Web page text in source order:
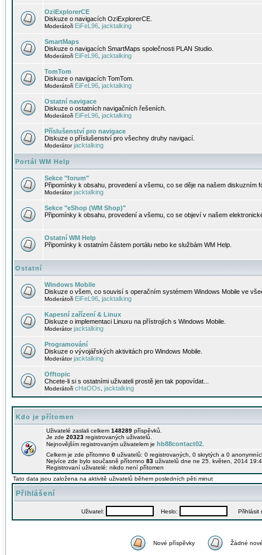
OziExplorerCE
Diskuze o navigacích OziExplorerCE.
Moderátoři EiFeL96 jacktalking
SmartMaps
Diskuze o navigacích SmartMaps společnosti PLAN Studio.
Moderátoři EiFeL96 jacktalking
TomTom
Diskuze o navigacích TomTom.
Moderátoři EiFeL96 jacktalking
Ostatní navigace
Diskuze o ostatních navigačních řešeních.
Moderátoři EiFeL96 jacktalking
Příslušenství pro navigace
Diskuze o příslušenství pro všechny druhy navigací.
Moderátorjacktalking
Portál WM Help
Sekce "forum"
Připomínky k obsahu, provedení a všemu, co se děje na našem diskuzním
Moderátorjacktalking
Sekce "eShop (WM Shop)"
Připomínky k obsahu, provedení a všemu, co se objeví v našem
Ostatní WM Help
Připomínky k ostatním částem portálu nebo ke službám WM Help.
Ostatní
Windows Mobile
Diskuze o všem, co souvisí s operačním systémem Windows Mobile ve
Moderátoři EiFeL96 jacktalking
Kapesní zařízení & Linux
Diskuze o implementaci Linuxu na přístrojích s Windows Mobile.
Moderátorjacktalking
Programování
Diskuze o vývojářských aktivitách pro Windows Mobile.
Moderátorjacktalking
Offtopic
Chcete-li si s ostatními uživateli prostě jen tak popovídat...
Moderátoři cHaOOs jacktalking
Kdo je přítomen
Uživatelé zaslali celkem 148289 příspěvků.
Je zde 20323 registrovaných uživatelů.
Nejnovějším registrovaným uživatelem je hb88contact02
Celkem je zde přítomno 0 uživatelů: 0 registrovaných, 0 skrytých a 0
Nejvíce zde bylo současně přítomno 83 uživatelů dne ne 25. květen, 2014
Registrovaní uživatelé: nikdo není přítomen
Tato data jsou založena na aktivitě uživatelů během posledních pěti minut
Přihlášení
Uživatel: Heslo: Přihlásit
Nové příspěvky Žádné